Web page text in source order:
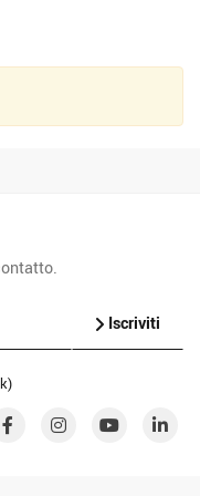
Iscriviti
)